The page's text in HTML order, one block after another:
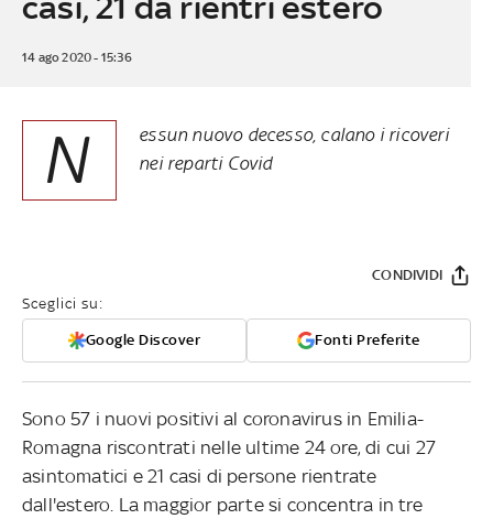
14 ago 2020 - 15:36
N
essun nuovo decesso, calano i ricoveri
nei reparti Covid
Sceglici su:
Google Discover Fonti Preferite
CONDIVIDI
Sono 57 i nuovi positivi al coronavirus in Emilia-
Romagna riscontrati nelle ultime 24 ore, di cui 27
asintomatici e 21 casi di persone rientrate
dall'estero. La maggior parte si concentra in tre